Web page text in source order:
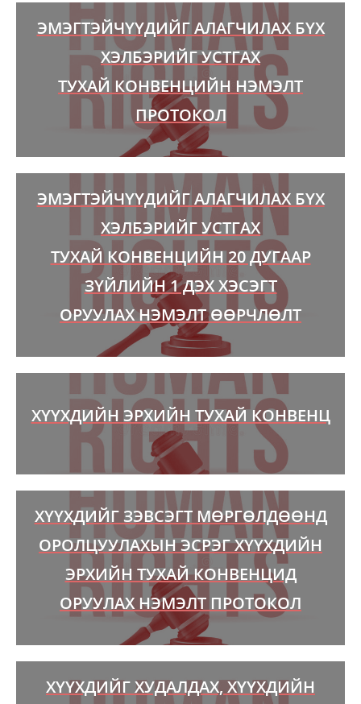
ЭМЭГТЭЙЧҮҮДИЙГ АЛАГЧИЛАХ БҮХ
ХЭЛБЭРИЙГ УСТГАХ
ТУХАЙ КОНВЕНЦИЙН НЭМЭЛТ
ПРОТОКОЛ
ЭМЭГТЭЙЧҮҮДИЙГ АЛАГЧИЛАХ БҮХ
ХЭЛБЭРИЙГ УСТГАХ
ТУХАЙ КОНВЕНЦИЙН 20 ДУГААР
ЗҮЙЛИЙН 1 ДЭХ ХЭСЭГТ
ОРУУЛАХ НЭМЭЛТ ӨӨРЧЛӨЛТ
ХҮҮХДИЙН ЭРХИЙН ТУХАЙ КОНВЕНЦ
ХҮҮХДИЙГ ЗЭВСЭГТ МӨРГӨЛДӨӨНД
ОРОЛЦУУЛАХЫН ЭСРЭГ ХҮҮХДИЙН
ЭРХИЙН ТУХАЙ КОНВЕНЦИД
ОРУУЛАХ НЭМЭЛТ ПРОТОКОЛ
ХҮҮХДИЙГ ХУДАЛДАХ, ХҮҮХДИЙН